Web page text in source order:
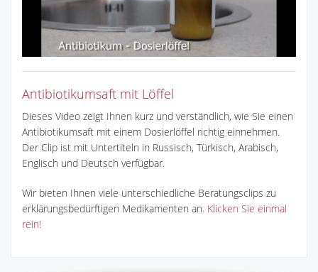
Antibiotikumsaft mit Löffel
Dieses Video zeigt Ihnen kurz und verständlich, wie Sie einen
Antibiotikumsaft mit einem Dosierlöffel richtig einnehmen.
Der Clip ist mit Untertiteln in Russisch, Türkisch, Arabisch,
Englisch und Deutsch verfügbar.
Wir bieten Ihnen viele unterschiedliche Beratungsclips zu
erklärungsbedürftigen Medikamenten an. Klicken Sie einmal
rein!